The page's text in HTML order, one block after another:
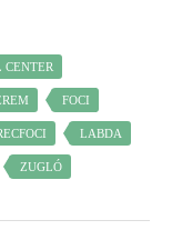
CENTER
FOCI
LABDA
ZUGLÓ